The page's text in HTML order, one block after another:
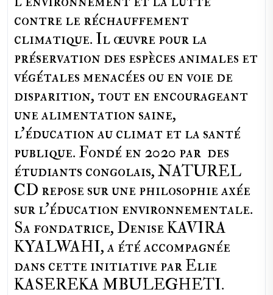
contre le réchauffement
climatique. Il œuvre pour la
préservation des espèces animales et
végétales menacées ou en voie de
disparition, tout en encourageant
une alimentation saine,
l'éducation au climat et la santé
publique. Fondé en 2020 par des
étudiants congolais, NATUREL
CD repose sur une philosophie axée
sur l'éducation environnementale.
Sa fondatrice, Denise KAVIRA
KYALWAHI, a été accompagnée
dans cette initiative par Elie
KASEREKA MBULEGHETI.